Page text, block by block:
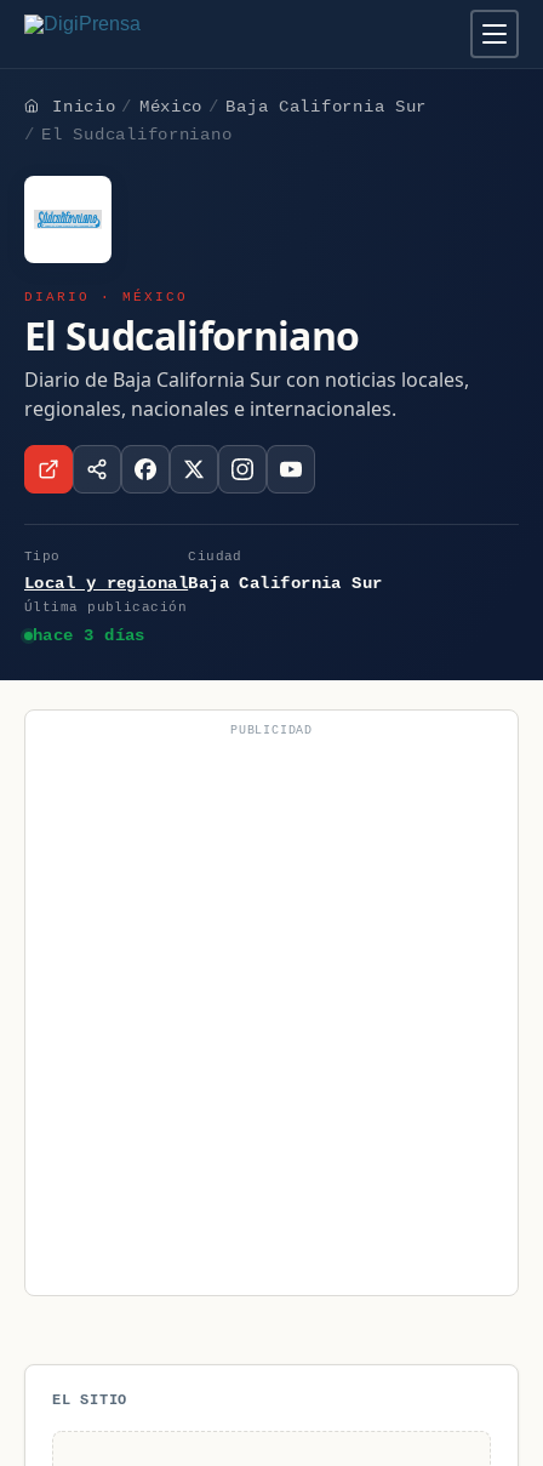
Inicio México
Baja California Sur
El Sudcaliforniano
DIARIO · MÉXICO
El Sudcaliforniano
Diario de Baja California Sur con noticias locales,
regionales, nacionales e internacionales.
Tipo
Local y regional
Ciudad
Baja California Sur
Última publicación
hace 3 días
PUBLICIDAD
EL SITIO